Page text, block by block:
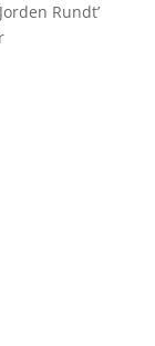
Rundt’